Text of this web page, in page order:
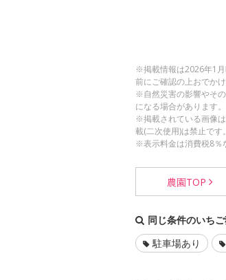
※掲載情報は2026年1
前にご確認の上おでかけ
※自然災害の影響やそ
になる場合があります。
※掲載されている画像
載(二次使用)は禁止です。
※表示料金は消費税8％
農園TOP
同じ条件のいち
駐車場あり